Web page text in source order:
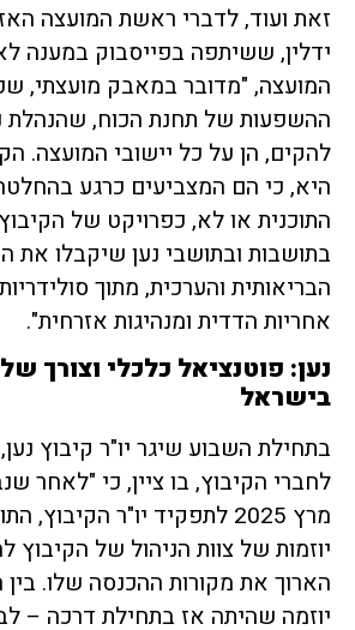
זאת ועוד, לדברי ראשת המועצה
ידלין, ששיתפה בפייסבוק במענה
המועצה, "מדובר במאבק מועצתי,
ההשפעות של תחנת הכוח, שהנהלת
להקים, הן על כל יישובי המועצה.
היא, כי הם המצביעים כרגע
התוכנית או לא, כפרויקט של
בתושבות ובתושבי נען שיקבלו את
הבריאותית והערכית, מתוך
אחריות הדדית ומנהיגות אזרחית".
נען: פוטנציאל כלכלי
בישראל
בתחילת השבוע שיגר יו"ר קיבוץ
לחברי הקיבוץ, בו ציין, כי "לאחר
מרץ 2025 לתפקיד יו"ר
יוזמות של צוות הניהול של הקיבוץ
הארוך את מקורות ההכנסה שלו. בין
יוזמה שהיתה אז בתחילת דרכה –